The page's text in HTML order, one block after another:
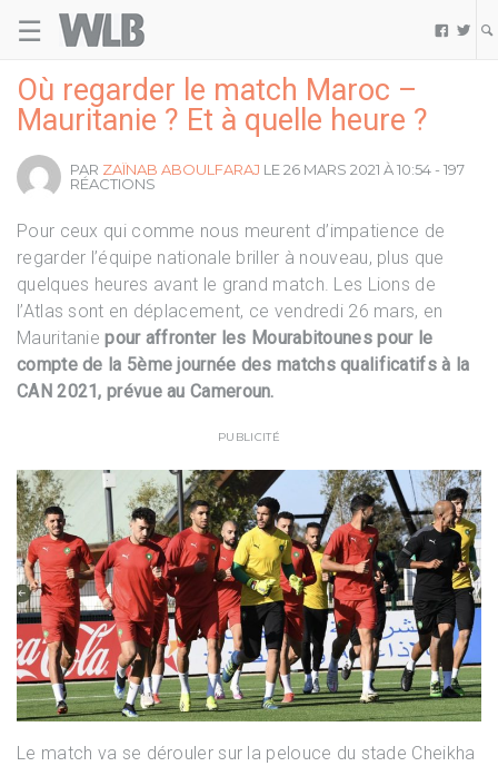
☰  
Où regarder le match Maroc –
Mauritanie ? Et à quelle heure ?
PAR ZAÏNAB ABOULFARAJ LE 26 MARS 2021 À 10:54 - 197
RÉACTIONS
Pour ceux qui comme nous meurent d’impatience de
regarder l’équipe nationale briller à nouveau, plus que
quelques heures avant le grand match. Les Lions de
l’Atlas sont en déplacement, ce vendredi 26 mars, en
Mauritanie pour affronter les Mourabitounes pour le
compte de la 5ème journée des matchs qualificatifs à la
CAN 2021, prévue au Cameroun.
PUBLICITÉ
Le match va se dérouler sur la pelouce du stade Cheikha